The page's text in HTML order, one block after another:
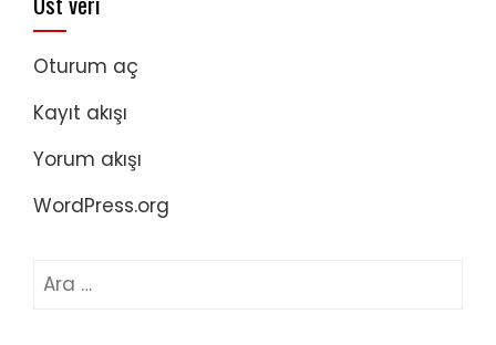
Oturum aç
Kayıt akışı
Yorum akışı
WordPress.org
Arama: